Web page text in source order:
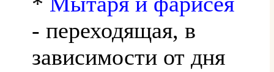
- переходящая, в
зависимости от дня